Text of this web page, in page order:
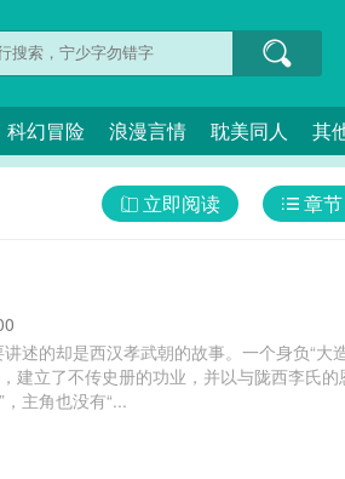
科幻冒险 浪漫言情 耽美同人 其
章
立即阅读
述的却是西汉孝武朝的故事。一个身负“大
建立了不传史册的功业，并以与陇西李氏
主角也没有“...